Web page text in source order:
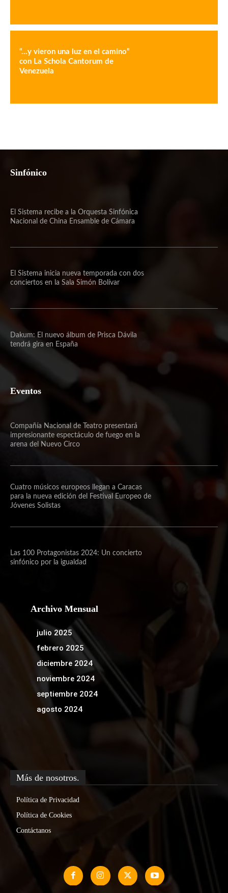
“…y vieron una luz en el camino”
con La Schola Cantorum de
Venezuela
Sinfónico
El Sistema recibe a la Orquesta Sinfónica
Nacional de China Ensamble de Cámara
El Sistema inicia nueva temporada con dos
conciertos en la Sala Simón Bolívar
Dakum: El nuevo álbum de Prisca Dávila
tendrá gira en España
Eventos
Compañía Nacional de Teatro presentará
impresionante espectáculo de fuego en la
arena del Nuevo Circo
Cuatro músicos europeos llegan a Caracas
para la nueva edición del Festival Europeo de
Jóvenes Solistas
Las 100 Protagonistas 2024: Un concierto
sinfónico por la igualdad
Archivo Mensual
julio 2025
febrero 2025
diciembre 2024
noviembre 2024
septiembre 2024
agosto 2024
Más de nosotros.
Política de Privacidad
Política de Cookies
Contáctanos